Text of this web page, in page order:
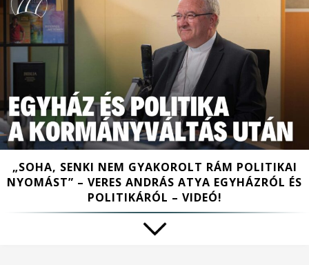
„SOHA, SENKI NEM GYAKOROLT RÁM POLITIKAI
NYOMÁST” – VERES ANDRÁS ATYA EGYHÁZRÓL ÉS
POLITIKÁRÓL – VIDEÓ!